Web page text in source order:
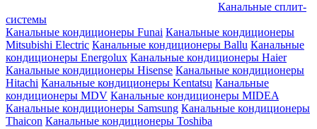
Канальные сплит-
системы
Канальные кондиционеры Funai Канальные кондиционеры
Mitsubishi Electric Канальные кондиционеры Ballu Канальные
кондиционеры Energolux Канальные кондиционеры Haier
Канальные кондиционеры Hisense Канальные кондиционеры
Hitachi Канальные кондиционеры Kentatsu Канальные
кондиционеры MDV Канальные кондиционеры MIDEA
Канальные кондиционеры Samsung Канальные кондиционеры
Thaicon Канальные кондиционеры Toshiba